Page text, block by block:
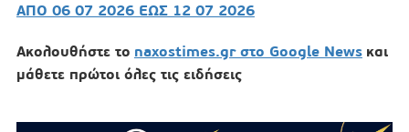
ΑΠΟ 06 07 2026 ΕΩΣ 12 07 2026
Ακολουθήστε το naxostimes.gr στο Google News και
μάθετε πρώτοι όλες τις ειδήσεις